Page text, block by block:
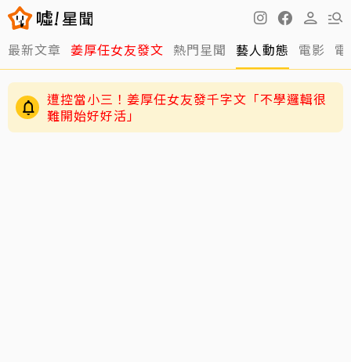
最新文章 姜厚任女友發文 熱門星聞 藝人動態 電影
遭控當小三！姜厚任女友發千字文「不學邏輯很
難開始好好活」